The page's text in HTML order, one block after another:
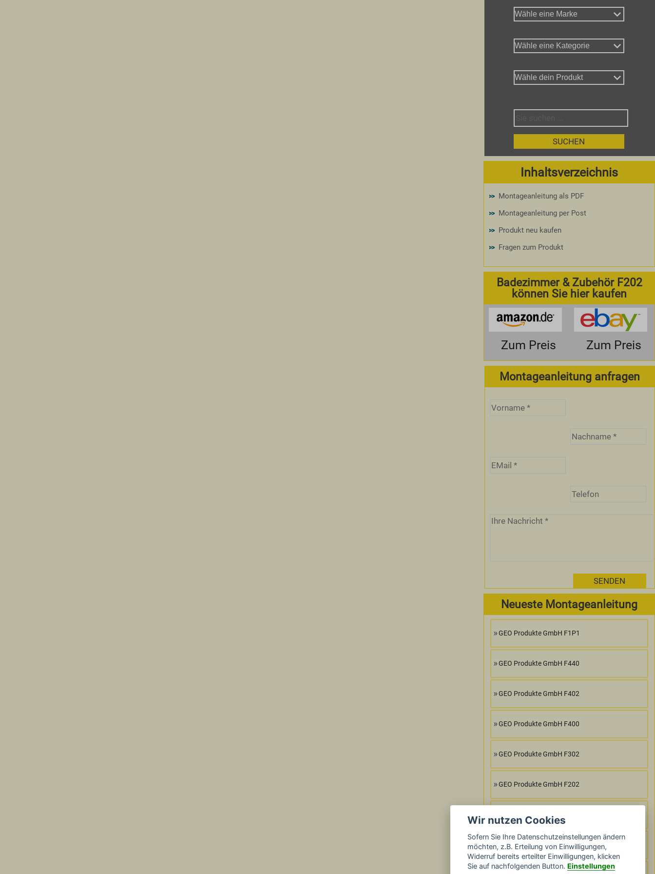
Inhaltsverzeichnis
Montageanleitung als PDF
Montageanleitung per Post
Produkt neu kaufen
Fragen zum Produkt
Badezimmer & Zubehör F202
können Sie hier kaufen
Zum Preis Zum Preis
Montageanleitung anfragen
Neueste Montageanleitung
GEO Produkte GmbH F1P1
GEO Produkte GmbH F440
GEO Produkte GmbH F402
GEO Produkte GmbH F400
GEO Produkte GmbH F302
GEO Produkte GmbH F202
GEO Produkte GmbH F102
GEO Produkte GmbH F300
Wir nutzen Cookies
Sofern Sie Ihre Datenschutzeinstellungen ändern
möchten, z.B. Erteilung von Einwilligungen,
Widerruf bereits erteilter Einwilligungen, klicken
Sie auf nachfolgenden Button. Einstellungen